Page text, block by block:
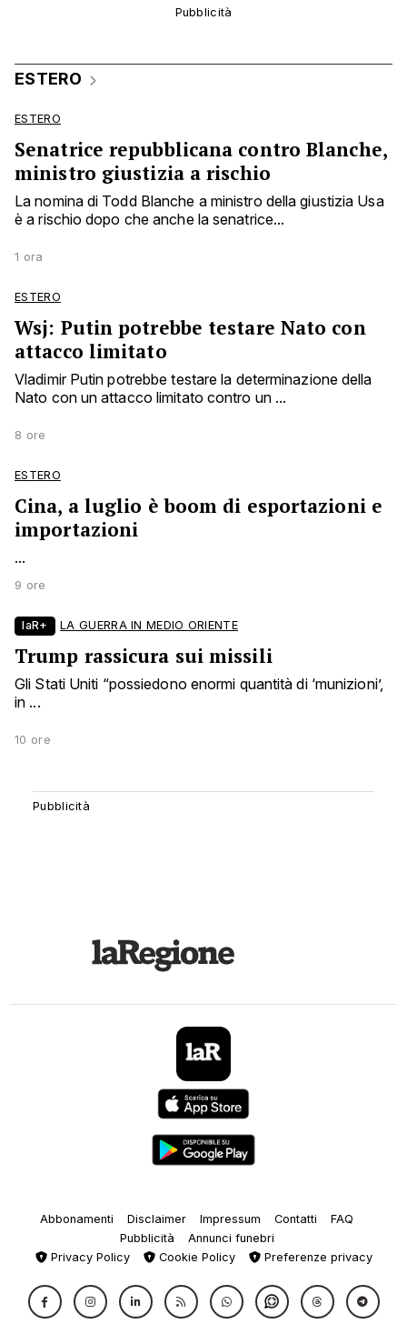
ESTERO
ESTERO
Senatrice repubblicana contro Blanche,
ministro giustizia a rischio
La nomina di Todd Blanche a ministro della giustizia Usa
è a rischio dopo che anche la senatrice...
1 ora
ESTERO
Wsj: Putin potrebbe testare Nato con
attacco limitato
Vladimir Putin potrebbe testare la determinazione della
Nato con un attacco limitato contro un ...
8 ore
ESTERO
Cina, a luglio è boom di esportazioni e
importazioni
...
9 ore
laR+ LA GUERRA IN MEDIO ORIENTE
Trump rassicura sui missili
Gli Stati Uniti “possiedono enormi quantità di ‘munizioni’,
in ...
10 ore
Abbonamenti Disclaimer Impressum Contatti
FAQ
Pubblicità
Annunci funebri
Privacy Policy
Cookie Policy Preferenze privacy